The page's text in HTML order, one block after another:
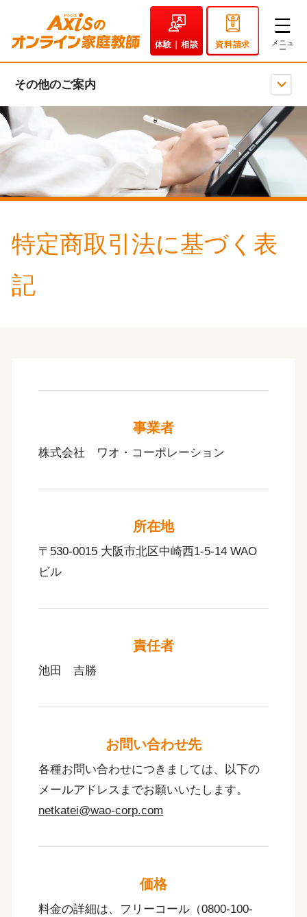
体験｜相談 資料請求
その他のご案内
特定商取引法に基づく表
記
事業者
株式会社 ワオ・コーポレーション
所在地
〒530-0015 大阪市北区中崎西1-5-14 WAO
ビル
責任者
池田 吉勝
お問い合わせ先
各種お問い合わせにつきましては、以下の
メールアドレスまでお願いいたします。
netkatei@wao-corp.com
価格
料金の詳細は、フリーコール（0800-100-